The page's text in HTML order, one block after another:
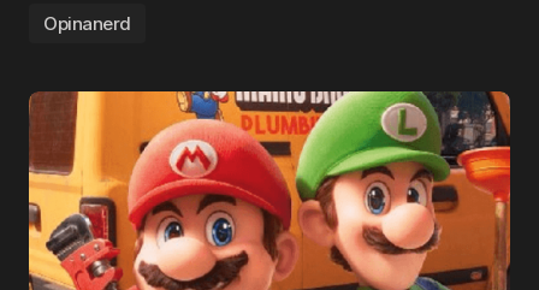
Opinanerd